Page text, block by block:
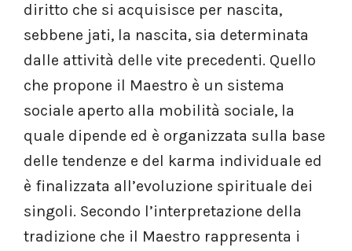
diritto che si acquisisce per nascita,
sebbene jati, la nascita, sia determinata
dalle attività delle vite precedenti. Quello
che propone il Maestro è un sistema
sociale aperto alla mobilità sociale, la
quale dipende ed è organizzata sulla base
delle tendenze e del karma individuale ed
è finalizzata all’evoluzione spirituale dei
singoli. Secondo l’interpretazione della
tradizione che il Maestro rappresenta i